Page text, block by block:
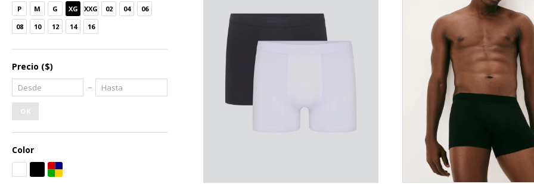
P M G XG XXG 02 04
06
08
10 12 14 16
Precio ($)
OK
Color